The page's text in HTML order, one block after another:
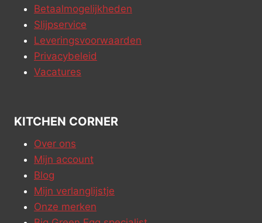
Betaalmogelijkheden
Slijpservice
Leveringsvoorwaarden
Privacybeleid
Vacatures
KITCHEN CORNER
Over ons
Mijn account
Blog
Mijn verlanglijstje
Onze merken